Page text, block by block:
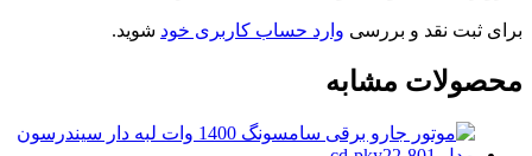
برای ثبت نقد و بررسی وارد حساب کاربری خود شوید.
محصولات مشابه